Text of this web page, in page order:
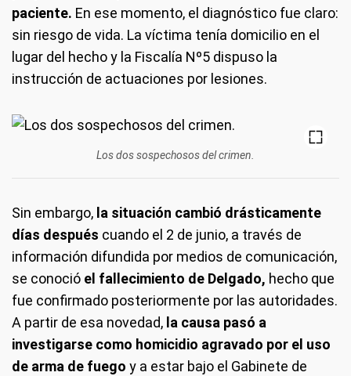
paciente. En ese momento, el diagnóstico fue claro:
sin riesgo de vida. La víctima tenía domicilio en el
lugar del hecho y la Fiscalía Nº5 dispuso la
instrucción de actuaciones por lesiones.
Los dos sospechosos del crimen.
Sin embargo, la situación cambió drásticamente
días después cuando el 2 de junio, a través de
información difundida por medios de comunicación,
se conoció el fallecimiento de Delgado, hecho que
fue confirmado posteriormente por las autoridades.
A partir de esa novedad, la causa pasó a
investigarse como homicidio agravado por el uso
de arma de fuego y a estar bajo el Gabinete de